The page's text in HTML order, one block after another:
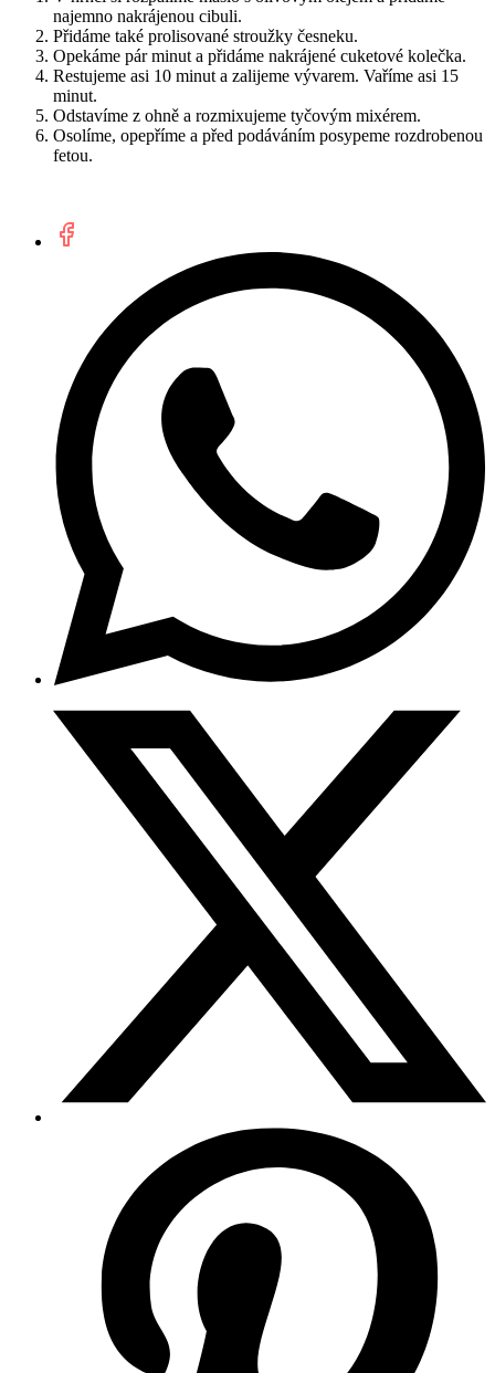
najemno nakrájenou cibuli.
Přidáme také prolisované stroužky česneku.
Opekáme pár minut a přidáme nakrájené cuketové kolečka.
Restujeme asi 10 minut a zalijeme vývarem. Vaříme asi 15
minut.
Odstavíme z ohně a rozmixujeme tyčovým mixérem.
Osolíme, opepříme a před podáváním posypeme rozdrobenou
fetou.